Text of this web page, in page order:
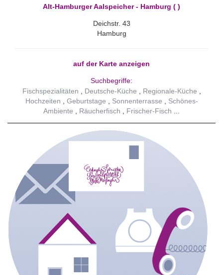
Alt-Hamburger Aalspeicher - Hamburg ( )
Deichstr. 43
Hamburg
auf der Karte anzeigen
Suchbegriffe:
Fischspezialitäten
Deutsche-Küche
Regionale-Küche
Hochzeiten
Geburtstage Sonnenterrasse
Schönes-
Ambiente
Räucherfisch Frischer-Fisch